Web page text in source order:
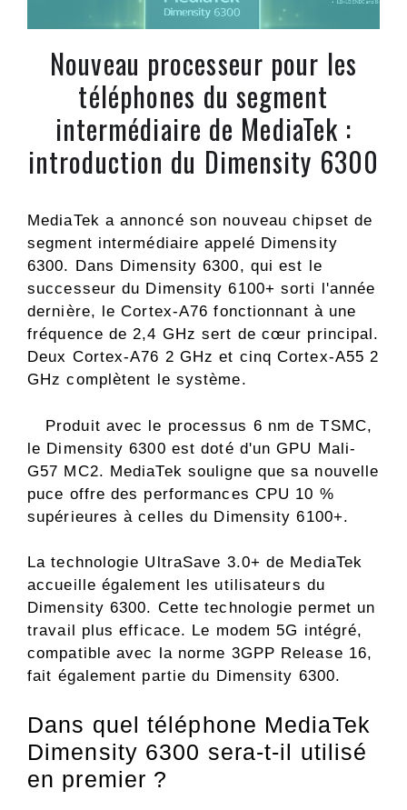
Nouveau processeur pour les
téléphones du segment
intermédiaire de MediaTek :
introduction du Dimensity 6300
MediaTek a annoncé son nouveau chipset de
segment intermédiaire appelé Dimensity
6300. Dans Dimensity 6300, qui est le
successeur du Dimensity 6100+ sorti l'année
dernière, le Cortex-A76 fonctionnant à une
fréquence de 2,4 GHz sert de cœur principal.
Deux Cortex-A76 2 GHz et cinq Cortex-A55 2
GHz complètent le système.
Produit avec le processus 6 nm de TSMC,
le Dimensity 6300 est doté d'un GPU Mali-
G57 MC2. MediaTek souligne que sa nouvelle
puce offre des performances CPU 10 %
supérieures à celles du Dimensity 6100+.
La technologie UltraSave 3.0+ de MediaTek
accueille également les utilisateurs du
Dimensity 6300. Cette technologie permet un
travail plus efficace. Le modem 5G intégré,
compatible avec la norme 3GPP Release 16,
fait également partie du Dimensity 6300.
Dans quel téléphone MediaTek
Dimensity 6300 sera-t-il utilisé
en premier ?